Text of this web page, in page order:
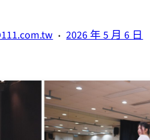
· 2026 年 5 月 6 日